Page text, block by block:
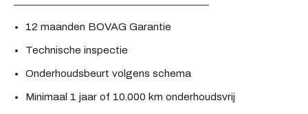
12 maanden BOVAG Garantie
Technische inspectie
Onderhoudsbeurt volgens schema
Minimaal 1 jaar of 10.000 km onderhoudsvrij